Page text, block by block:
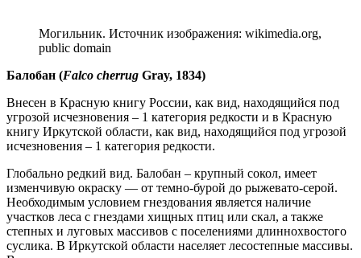
Могильник. Источник изображения: wikimedia.org,
public domain
Балобан (Falco cherrug Gray, 1834)
Внесен в Красную книгу России, как вид, находящийся под
угрозой исчезновения – 1 категория редкости и в Красную
книгу Иркутской области, как вид, находящийся под угрозой
исчезновения – 1 категория редкости.
Глобально редкий вид. Балобан – крупный сокол, имеет
изменчивую окраску — от темно-бурой до рыжевато-серой.
Необходимым условием гнездования является наличие
участков леса с гнездами хищных птиц или скал, а также
степных и луговых массивов с поселениями длиннохвостого
суслика. В Иркутской области населяет лесостепные массивы.